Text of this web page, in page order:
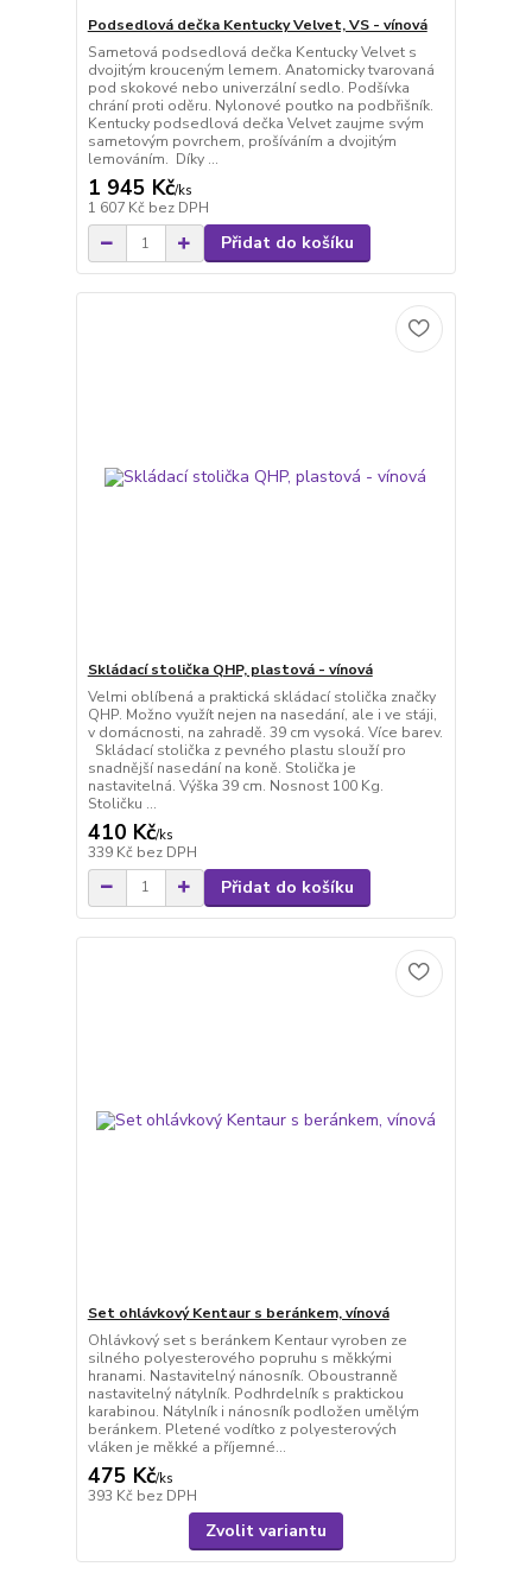
Podsedlová dečka Kentucky Velvet, VS - vínová
Sametová podsedlová dečka Kentucky Velvet s
dvojitým krouceným lemem. Anatomicky tvarovaná
pod skokové nebo univerzální sedlo. Podšívka
chrání proti oděru. Nylonové poutko na podbřišník.
Kentucky podsedlová dečka Velvet zaujme svým
sametovým povrchem, prošíváním a dvojitým
lemováním. Díky ...
1 945 Kč/ks
1 607 Kč bez DPH
Přidat do košíku
Skládací stolička QHP, plastová - vínová
Velmi oblíbená a praktická skládací stolička značky
QHP. Možno využít nejen na nasedání, ale i ve stáji,
v domácnosti, na zahradě. 39 cm vysoká. Více barev.
Skládací stolička z pevného plastu slouží pro
snadnější nasedání na koně. Stolička je
nastavitelná. Výška 39 cm. Nosnost 100 Kg.
Stoličku ...
410 Kč/ks
339 Kč bez DPH
Přidat do košíku
Set ohlávkový Kentaur s beránkem, vínová
Ohlávkový set s beránkem Kentaur vyroben ze
silného polyesterového popruhu s měkkými
hranami. Nastavitelný nánosník. Oboustranně
nastavitelný nátylník. Podhrdelník s praktickou
karabinou. Nátylník i nánosník podložen umělým
beránkem. Pletené vodítko z polyesterových
vláken je měkké a příjemné...
475 Kč/ks
393 Kč bez DPH
Zvolit variantu